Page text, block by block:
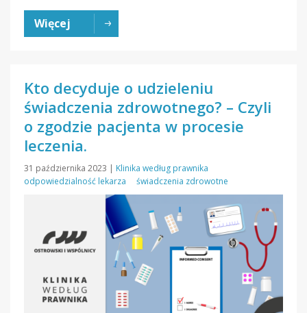
Więcej
Kto decyduje o udzieleniu
świadczenia zdrowotnego? – Czyli
o zgodzie pacjenta w procesie
leczenia.
31 października 2023 | Klinika według prawnika
odpowiedzialność lekarza
świadczenia zdrowotne